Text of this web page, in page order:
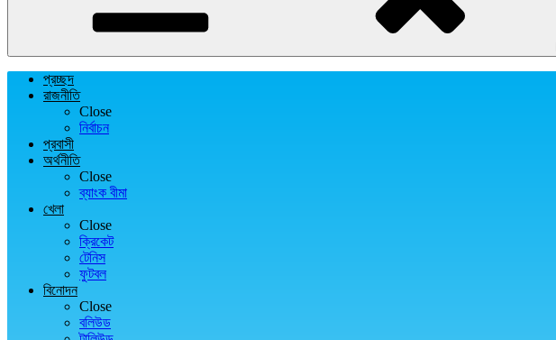
প্রচ্ছদ
রাজনীতি
Close
নির্বাচন
প্রবাসী
অর্থনীতি
Close
ব্যাংক বীমা
খেলা
Close
ক্রিকেট
টেনিস
ফুটবল
বিনোদন
Close
বলিউড